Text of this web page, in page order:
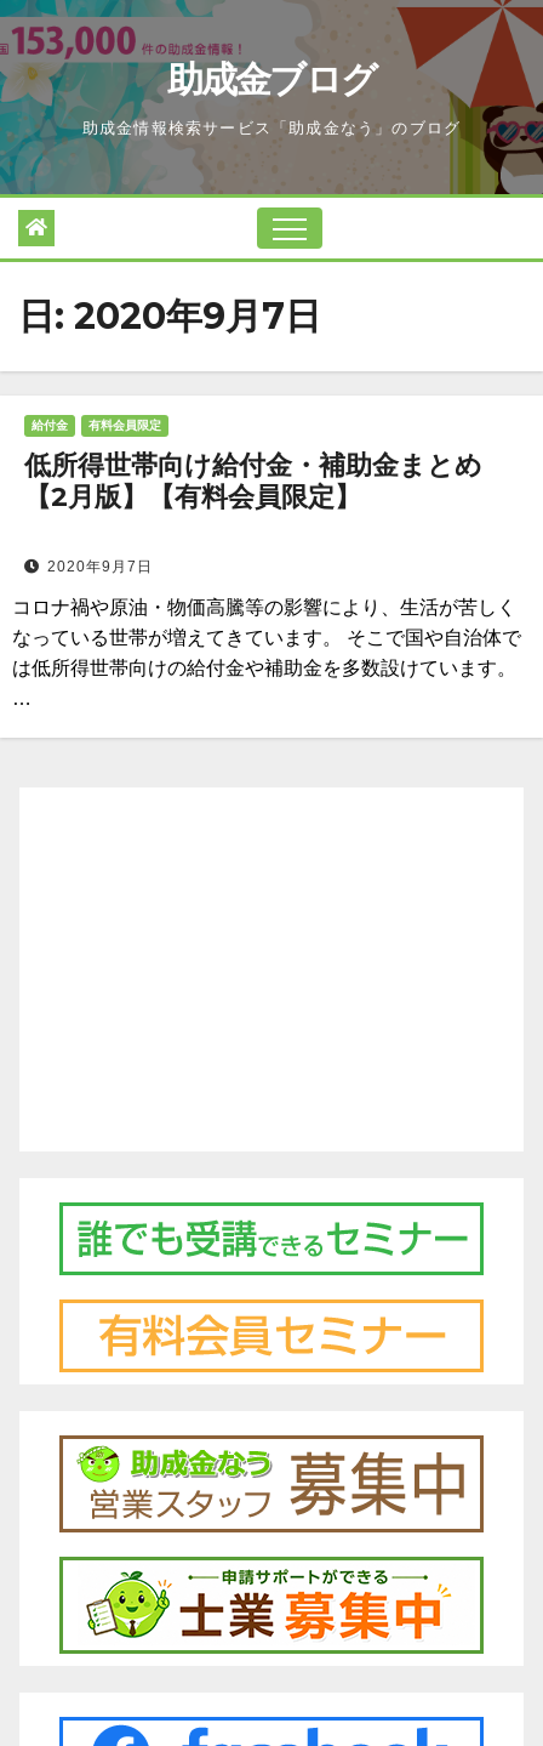
Skip
to
content
助成金ブログ
助成金情報検索サービス「助成金なう」のブログ
日: 2020年9月7日
給付金 有料会員限定
低所得世帯向け給付金・補助金まとめ
【2月版】【有料会員限定】
2020年9月7日
コロナ禍や原油・物価高騰等の影響により、生活が苦しく
なっている世帯が増えてきています。 そこで国や自治体で
は低所得世帯向けの給付金や補助金を多数設けています。
…